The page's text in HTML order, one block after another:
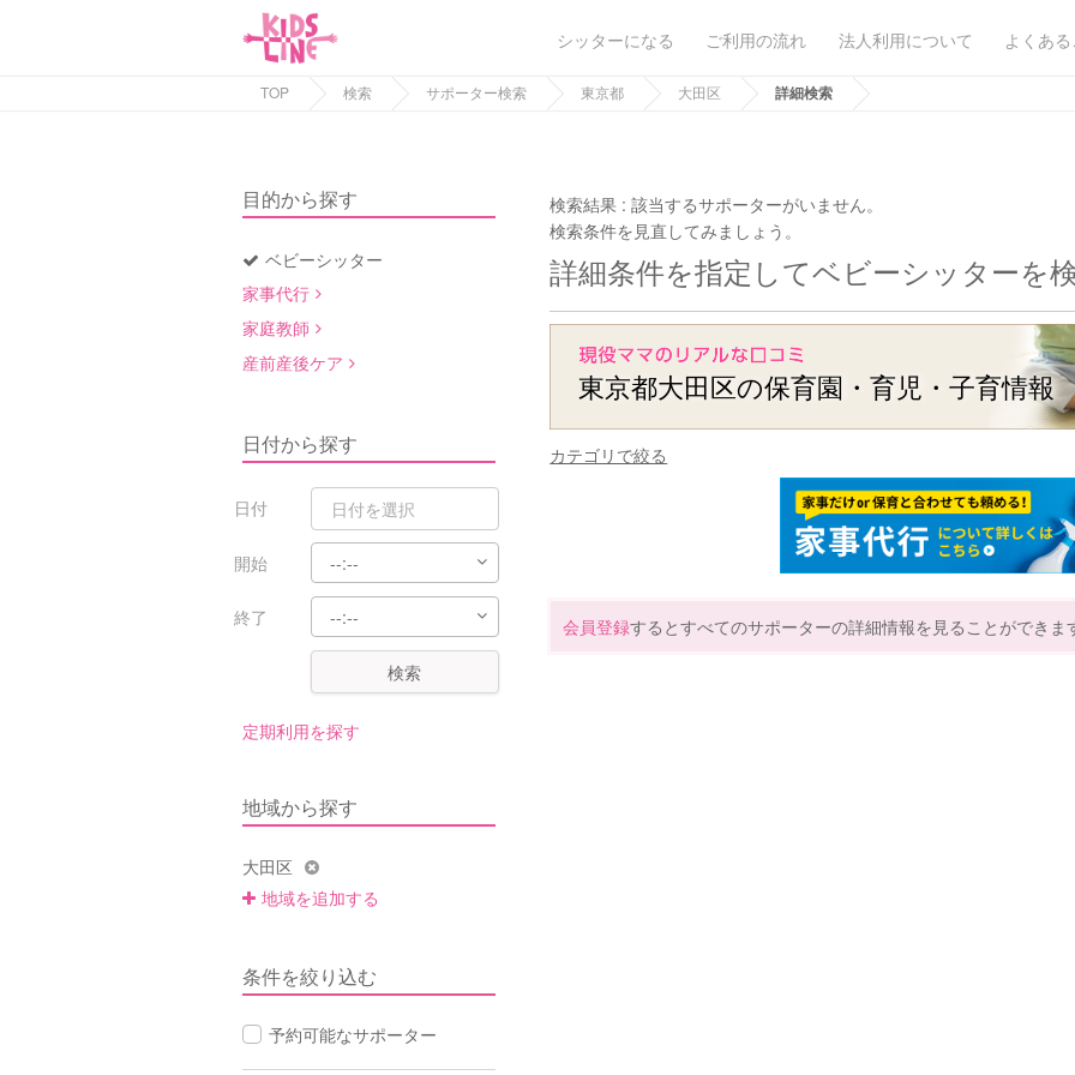
シッターになる ご利用の流れ 法人利用について よくあ
TOP 検索 サポーター検索 東京都 大田区 詳細検索
目的から探す
ベビーシッター
家事代行
家庭教師
産前産後ケア
日付から探す
日付
開始
終了
検索
定期利用を探す
地域から探す
大田区
地域を追加する
条件を絞り込む
予約可能なサポーター
検索結果 :該当するサポーターがいません。
検索条件を見直してみましょう。
詳細条件を指定してベビーシッターを
東京都大田区の保育園・育児・子育情報
カテゴリで絞る
会員登録するとすべてのサポーターの詳細情報を見ることができま